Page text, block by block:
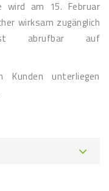
wird am 15. Februar
wirksam zugänglich
abrufbar auf
Kunden unterliegen